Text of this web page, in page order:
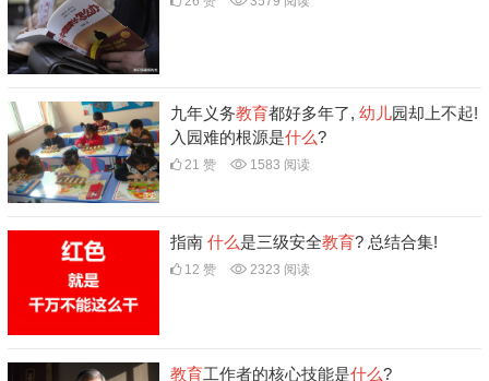
九年义务教育都好多年了, 幼儿园却上不起!
入园难的根源是什么?
21 赞 1583 阅读
指南 什么是三级安全教育? 总结合集!
12 赞 2323 阅读
教育工作者的核心技能是什么?